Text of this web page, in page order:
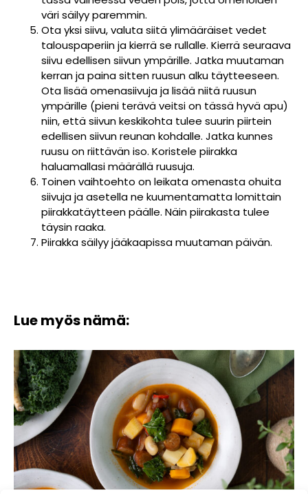
väri säilyy paremmin.
Ota yksi siivu, valuta siitä ylimääräiset vedet
talouspaperiin ja kierrä se rullalle. Kierrä seuraava
siivu edellisen siivun ympärille. Jatka muutaman
kerran ja paina sitten ruusun alku täytteeseen.
Ota lisää omenasiivuja ja lisää niitä ruusun
ympärille (pieni terävä veitsi on tässä hyvä apu)
niin, että siivun keskikohta tulee suurin piirtein
edellisen siivun reunan kohdalle. Jatka kunnes
ruusu on riittävän iso. Koristele piirakka
haluamallasi määrällä ruusuja.
Toinen vaihtoehto on leikata omenasta ohuita
siivuja ja asetella ne kuumentamatta lomittain
piirakkatäytteen päälle. Näin piirakasta tulee
täysin raaka.
Piirakka säilyy jääkaapissa muutaman päivän.
Lue myös nämä: